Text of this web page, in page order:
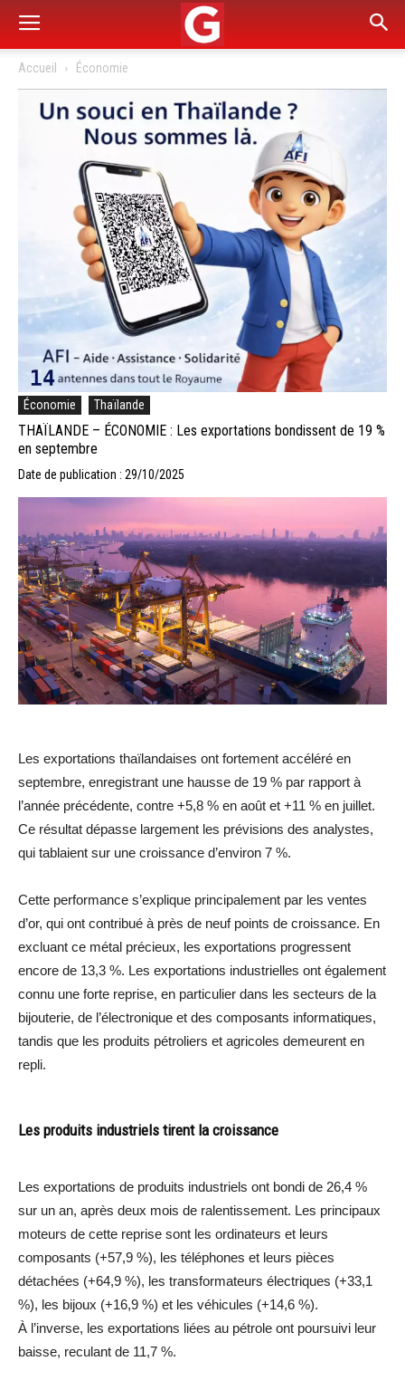
Accueil Économie
Économie Thaïlande
THAÏLANDE – ÉCONOMIE : Les exportations bondissent de 19 %
en septembre
Date de publication : 29/10/2025
Les exportations thaïlandaises ont fortement accéléré en
septembre, enregistrant une hausse de 19 % par rapport à
l’année précédente, contre +5,8 % en août et +11 % en juillet.
Ce résultat dépasse largement les prévisions des analystes,
qui tablaient sur une croissance d’environ 7 %.
Cette performance s’explique principalement par les ventes
d’or, qui ont contribué à près de neuf points de croissance. En
excluant ce métal précieux, les exportations progressent
encore de 13,3 %. Les exportations industrielles ont également
connu une forte reprise, en particulier dans les secteurs de la
bijouterie, de l’électronique et des composants informatiques,
tandis que les produits pétroliers et agricoles demeurent en
repli.
Les produits industriels tirent la croissance
Les exportations de produits industriels ont bondi de 26,4 %
sur un an, après deux mois de ralentissement. Les principaux
moteurs de cette reprise sont les ordinateurs et leurs
composants (+57,9 %), les téléphones et leurs pièces
détachées (+64,9 %), les transformateurs électriques (+33,1
%), les bijoux (+16,9 %) et les véhicules (+14,6 %).
À l’inverse, les exportations liées au pétrole ont poursuivi leur
baisse, reculant de 11,7 %.